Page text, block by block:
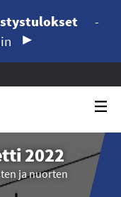
-
2022
ja nuorten